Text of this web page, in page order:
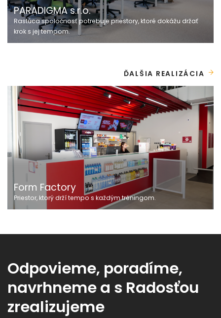
PARADIGMA s.r.o.
Rastúca spoločnosť potrebuje priestory, ktoré dokážu držať
krok s jej tempom.
ĎALŠIA REALIZÁCIA
Form Factory
Priestor, ktorý drží tempo s každým tréningom.
Odpovieme, poradíme,
navrhneme a s Radosťou
zrealizujeme